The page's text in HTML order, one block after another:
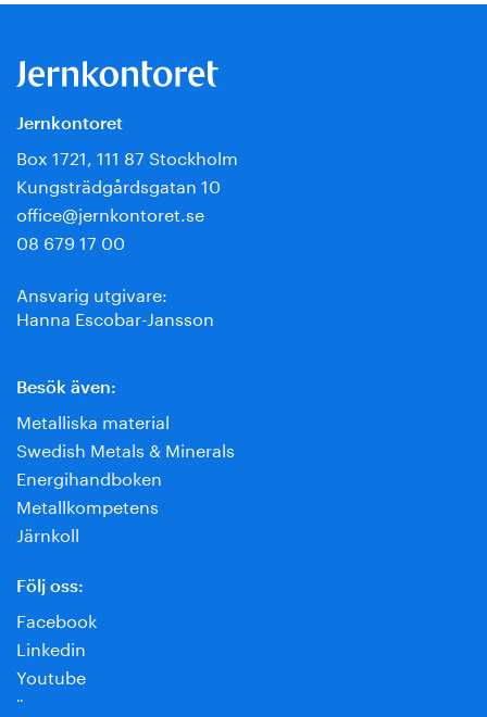
Jernkontoret
Box 1721, 111 87 Stockholm
Kungsträdgårdsgatan 10
office@jernkontoret.se
08 679 17 00
Ansvarig utgivare:
Hanna Escobar-Jansson
Besök även:
Metalliska material
Swedish Metals & Minerals
Energihandboken
Metallkompetens
Järnkoll
Följ oss:
Facebook
Linkedin
Youtube
¨